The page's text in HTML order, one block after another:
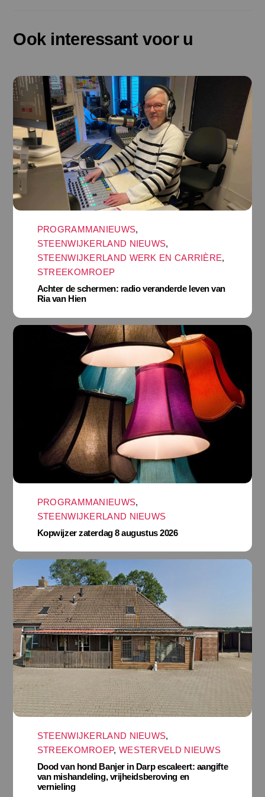
Ook interessant voor u
PROGRAMMANIEUWS,
STEENWIJKERLAND NIEUWS,
STEENWIJKERLAND WERK EN CARRIÈRE,
STREEKOMROEP
Achter de schermen: radio veranderde leven van
Ria van Hien
PROGRAMMANIEUWS,
STEENWIJKERLAND NIEUWS
Kopwijzer zaterdag 8 augustus 2026
STEENWIJKERLAND NIEUWS,
STREEKOMROEP, WESTERVELD NIEUWS
Dood van hond Banjer in Darp escaleert: aangifte
van mishandeling, vrijheidsberoving en
vernieling